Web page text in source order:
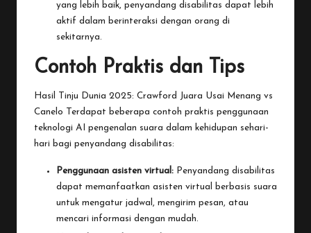
yang lebih baik, penyandang disabilitas dapat lebih
aktif dalam berinteraksi dengan orang di
sekitarnya.
Contoh Praktis dan Tips
Hasil Tinju Dunia 2025: Crawford Juara Usai Menang vs
Canelo Terdapat beberapa contoh praktis penggunaan
teknologi AI pengenalan suara dalam kehidupan sehari-
hari bagi penyandang disabilitas:
Penggunaan asisten virtual: Penyandang disabilitas
dapat memanfaatkan asisten virtual berbasis suara
untuk mengatur jadwal, mengirim pesan, atau
mencari informasi dengan mudah.